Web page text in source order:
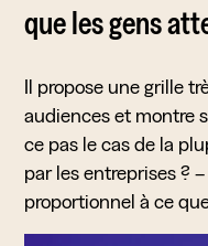
que les gens
Il propose une grille
audiences et montre
ce pas le cas de la
par les entreprises ?
proportionnel à ce